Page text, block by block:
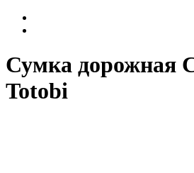
Сумка дорожная
Totobi